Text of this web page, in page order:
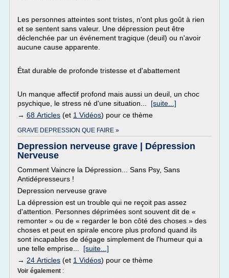
Les personnes atteintes sont tristes, n'ont plus goût à rien
et se sentent sans valeur. Une dépression peut être
déclenchée par un événement tragique (deuil) ou n'avoir
aucune cause apparente.
État durable de profonde tristesse et d'abattement
Un manque affectif profond mais aussi un deuil, un choc
psychique, le stress né d'une situation... [suite...]
→ 68 Articles (et 1 Vidéos) pour ce thème
GRAVE DEPRESSION QUE FAIRE »
Depression nerveuse grave | Dépression
Nerveuse
Comment Vaincre la Dépression... Sans Psy, Sans
Antidépresseurs !
Depression nerveuse grave
La dépression est un trouble qui ne reçoit pas assez
d'attention. Personnes déprimées sont souvent dit de «
remonter » ou de « regarder le bon côté des choses » des
choses et peut en spirale encore plus profond quand ils
sont incapables de dégage simplement de l'humeur qui a
une telle emprise... [suite...]
→ 24 Articles (et 1 Vidéos) pour ce thème
Voir également :